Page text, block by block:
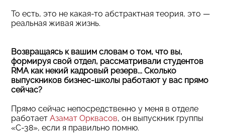
То есть, это не какая-то абстрактная теория, это —
реальная живая жизнь.
Возвращаясь к вашим словам о том, что вы,
формируя свой отдел, рассматривали студентов
RMA как некий кадровый резерв... Сколько
выпускников бизнес-школы работают у вас прямо
сейчас?
Прямо сейчас непосредственно у меня в отделе
работает Азамат Орквасов, он выпускник группы
«С-38», если я правильно помню.